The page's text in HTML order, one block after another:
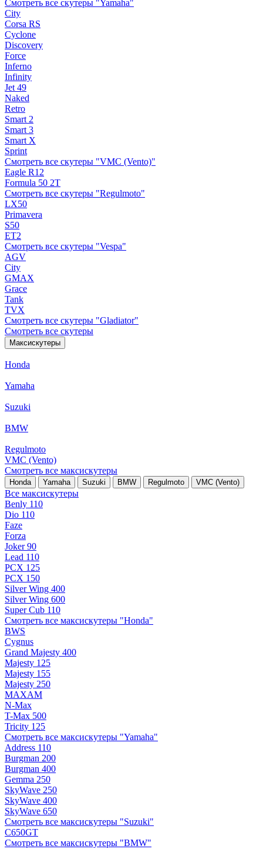
Смотреть все скутеры "Yamaha"
City
Corsa RS
Cyclone
Discovery
Force
Inferno
Infinity
Jet 49
Naked
Retro
Smart 2
Smart 3
Smart X
Sprint
Смотреть все скутеры "VMC (Vento)"
Eagle R12
Formula 50 2Т
Смотреть все скутеры "Regulmoto"
LX50
Primavera
S50
ET2
Смотреть все скутеры "Vespa"
AGV
City
GMAX
Grace
Tank
TVX
Смотреть все скутеры "Gladiator"
Смотреть все скутеры
Максискутеры
Honda
Yamaha
Suzuki
BMW
Regulmoto
VMC (Vento)
Смотреть все максискутеры
Honda Yamaha Suzuki BMW Regulmoto VMC (Vento)
Все максискутеры
Benly 110
Dio 110
Faze
Forza
Joker 90
Lead 110
PCX 125
PCX 150
Silver Wing 400
Silver Wing 600
Super Cub 110
Смотреть все максискутеры "Honda"
BWS
Cygnus
Grand Majesty 400
Majesty 125
Majesty 155
Majesty 250
MAXAM
N-Max
T-Max 500
Tricity 125
Смотреть все максискутеры "Yamaha"
Address 110
Burgman 200
Burgman 400
Gemma 250
SkyWave 250
SkyWave 400
SkyWave 650
Смотреть все максискутеры "Suzuki"
C650GT
Смотреть все максискутеры "BMW"